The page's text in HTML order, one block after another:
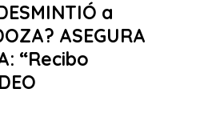
a
ASEGURA
“Recibo